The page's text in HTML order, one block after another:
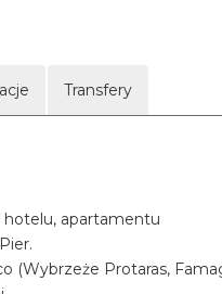
Transfery
apartamentu
(Wybrzeże Protaras,